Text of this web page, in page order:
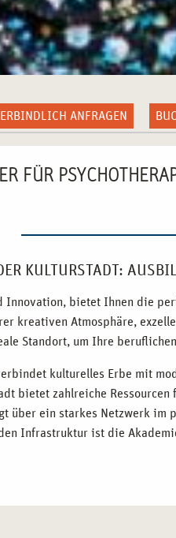
ANFRAGEN
FÜR
KULTURSTADT:
Innovation, bietet Ihnen die
kreativen Atmosphäre,
Standort, um Ihre
kulturelles Erbe mit
bietet zahlreiche
über ein starkes Netzwerk im
Infrastruktur ist die
AUSBILDUNG ZUM
und Innovation vereint.